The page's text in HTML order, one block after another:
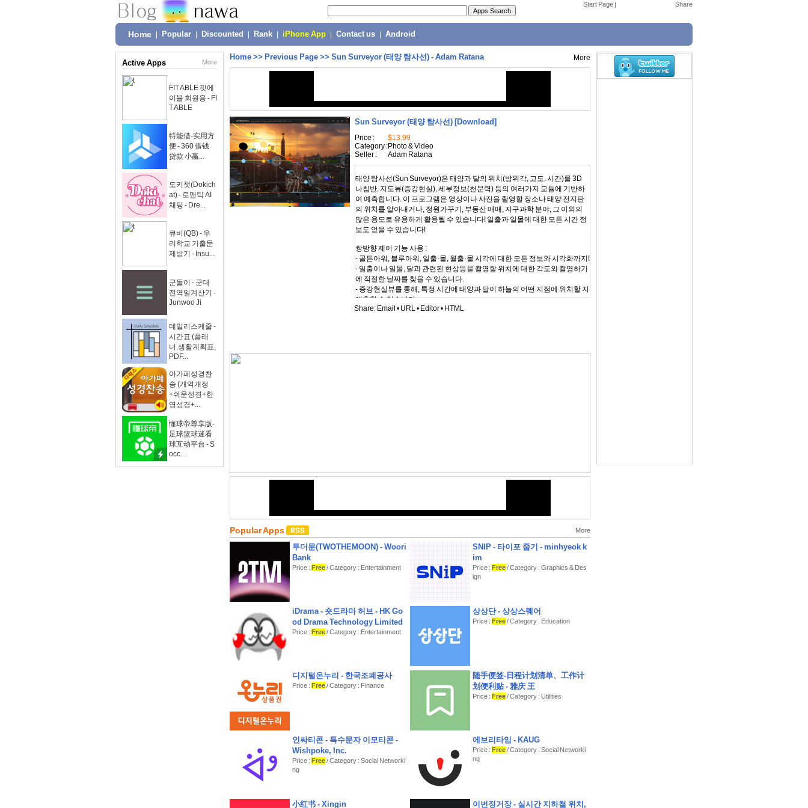
Start Page |
Home Popular Discounted Rank iPhone App Contact us Android
Active Apps More
FIT ABLE 핏에
이블 회원용 - FI
T ABLE
特能借-实用方
便 - 360 借钱
贷款 小赢...
도키챗(Dokich
at) - 로맨틱 AI
채팅 - Dre...
큐비(QB) - 우
리학교 기출문
제받기 - Insu...
군돌이 - 군대
전역일계산기 -
Junwoo Ji
데일리스케줄 -
시간표 (플래
너,생활계획표,
PDF...
아가페성경찬
송 (개역개정
+쉬운성경+한
영성경+...
懂球帝尊享版-
足球篮球迷看
球互动平台 - S
occ...
Home >> Previous Page >> Sun Surveyor (태양 탐사선) - Adam Ratana More
Sun Surveyor (태양 탐사선) [Download]
Price :
$13.99
Category :Photo & Video
Seller :
Adam Ratana
태양 탐사선(Sun Surveyor)은 태양과 달의 위치(방위각, 고도, 시간)를 3D
나침반, 지도뷰(증강현실), 세부정보(천문력) 등의 여러가지 모듈에 기반하
여 예측합니다. 이 프로그램은 영상이나 사진을 촬영할 장소나 태양 전지판
의 위치를 알아내거나, 정원가꾸기, 부동산 매매, 지구과학 분야, 그 이외의
많은 용도로 유용하게 활용될 수 있습니다! 일출과 일몰에 대한 모든 시간 정
보도 얻을 수 있습니다!
쌍방향 제어 기능 사용 :
- 골든아워, 블루아워, 일출·몰, 월출·몰 시각에 대한 모든 정보와 시각화까지!
- 일출이나 일몰, 달과 관련된 현상등을 촬영할 위치에 대한 각도와 촬영하기
에 적절한 날짜를 찾을 수 있습니다.
- 증강현실뷰를 통해, 특정 시간에 태양과 달이 하늘의 어떤 지점에 위치할 지
예측할 수 있습니다.
- 지구상 어디서든 하루 동안의 또는 일 년간의 태양과 달의 모습을 시각화해
- 증강현실뷰 - 장치의 카메라로 촬영하면서 태양과 달이 하늘의 어디쯤 위치
할 것인지, 건물 뒤로 언제쯤 이동할 것인지 등을 시각화하여 볼 수 있습니다.
- 거리뷰 파노라마 - 지도뷰에서 거리뷰 관찰이 가능한 위치를 선택하면 360
- 오프라인 사용 (지도뷰 제외) - 좌표를 입력한 후, 저장된 위치 불러오기를
통해 오프라인으로 사용할 수 있습니다.
- 사진 촬영 기회 - 사진 촬영에 풍부한 영감을 가져다 줄 최적의 시간대; 매직
아워(magic hour)동안 낮은 하늘에 어렴풋이 보이는 보름달의 모습, 암흑에
- 위치 가져오기 및 내보내기 - 구글 어스에서 마크해 놓은 .kmz / .kml 파일 가
져오기, 여러 사람과의 공유 또는 백업을 위한 내보내기
- 9개의 홈화면 위젯과 2개의 락스크린 위젯
- 스크린 샷 및 세부 정보 보내기
- 태양 그림자 비율과 투사, 태양의 위치에 따른 그림자 시각화
- 위치의 고도 정보
Share: Email • URL• Editor• HTML
Popular Apps More
투더문(TWOTHEMOON) - Woori
Bank
Price : Free/ Category : Entertainment
SNIP - 타이포 줍기 - minhyeok k
im
Price : Free/ Category : Graphics & Des
ign
iDrama - 숏드라마 허브 - HK Go
od Drama Technology Limited
Price : Free/ Category : Entertainment
상상단 - 상상스퀘어
Price : Free/ Category : Education
디지털온누리 - 한국조폐공사
Price : Free/ Category : Finance
随手便签-日程计划清单、工作计
划便利贴 - 雅庆 王
Price : Free/ Category : Utilities
인싸티콘 - 특수문자 이모티콘 -
Wishpoke, Inc.
Price : Free/ Category : Social Networki
ng
에브리타임 - KAUG
Price : Free/ Category : Social Networki
ng
小红书 - Xingin 이번정거장 - 실시간 지하철 위치,